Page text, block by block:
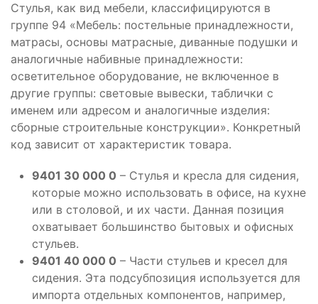
Стулья, как вид мебели, классифицируются в
группе 94 «Мебель: постельные принадлежности,
матрасы, основы матрасные, диванные подушки и
аналогичные набивные принадлежности:
осветительное оборудование, не включенное в
другие группы: световые вывески, таблички с
именем или адресом и аналогичные изделия:
сборные строительные конструкции». Конкретный
код зависит от характеристик товара.
9401 30 000 0 – Стулья и кресла для сидения,
которые можно использовать в офисе, на кухне
или в столовой, и их части. Данная позиция
охватывает большинство бытовых и офисных
стульев.
9401 40 000 0 – Части стульев и кресел для
сидения. Эта подсубпозиция используется для
импорта отдельных компонентов, например,